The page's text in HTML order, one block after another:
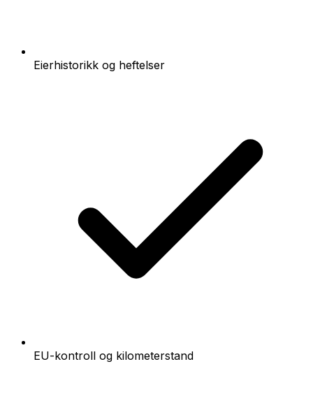
Eierhistorikk og heftelser
EU-kontroll og kilometerstand